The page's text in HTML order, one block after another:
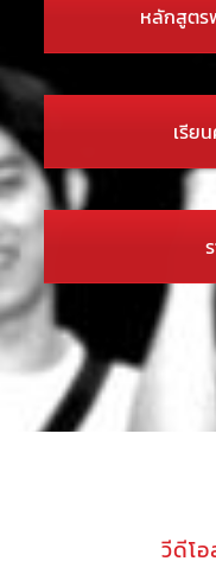
หลักสูตร
เรีย
วีดีโ